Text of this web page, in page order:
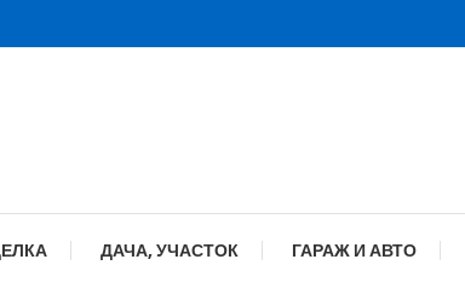
ДАЧА, УЧАСТОК ГАРАЖ И АВТО